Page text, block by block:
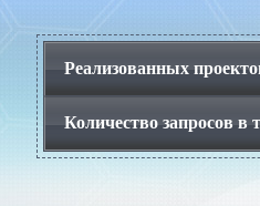
Реализованных
Количество запросов в